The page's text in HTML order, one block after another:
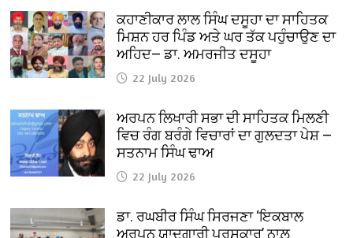
ਕਹਾਣੀਕਾਰ ਲਾਲ ਸਿੰਘ ਦਸੂਹਾ ਦਾ ਸਾਹਿਤਕ
ਮਿਸ਼ਨ ਹਰ ਪਿੰਡ ਅਤੇ ਘਰ ਤੱਕ ਪਹੁੰਚਾਉਣ ਦਾ
ਅਹਿਦ— ਡਾ. ਅਮਰਜੀਤ ਦਸੂਹਾ
22 July 2026
ਅਰਪਨ ਲਿਖਾਰੀ ਸਭਾ ਦੀ ਸਾਹਿਤਕ ਮਿਲਣੀ
ਵਿਚ ਰੰਗ ਬਰੰਗੇ ਵਿਚਾਰਾਂ ਦਾ ਗੁਲਦਤਾ ਪੇਸ਼ —
ਸਤਨਾਮ ਸਿੰਘ ਢਾਅ
22 July 2026
ਡਾ. ਰਘਬੀਰ ਸਿੰਘ ਸਿਰਜਣਾ ‘ਇਕਬਾਲ
ਅਰਪਨ ਯਾਦਗਾਰੀ ਪੁਰਸਕਾਰ’ ਨਾਲ਼